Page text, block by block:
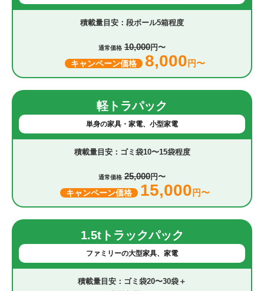
段ボール5箱程度
通常価格 10,000円〜
キャンペーン価格 8,000 円〜
軽トラパック
単身の家具・家電、小型家電
ゴミ袋10〜15袋程度
通常価格 25,000円〜
キャンペーン価格 15,000 円〜
1.5tトラックパック
ファミリーの大型家具、家電
ゴミ袋20〜30袋＋